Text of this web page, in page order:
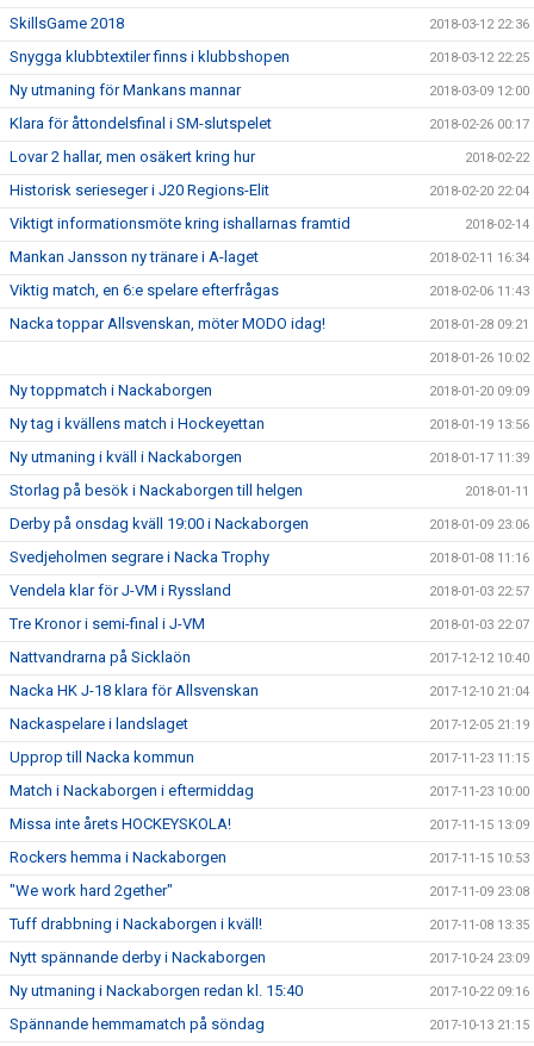
SkillsGame 2018 2018-03-12 22:36
Snygga klubbtextiler finns i klubbshopen 2018-03-12 22:25
Ny utmaning för Mankans mannar 2018-03-09 12:00
Klara för åttondelsfinal i SM-slutspelet 2018-02-26 00:17
Lovar 2 hallar, men osäkert kring hur 2018-02-22
Historisk serieseger i J20 Regions-Elit 2018-02-20 22:04
Viktigt informationsmöte kring ishallarnas framtid 2018-02-14
Mankan Jansson ny tränare i A-laget 2018-02-11 16:34
Viktig match, en 6:e spelare efterfrågas 2018-02-06 11:43
Nacka toppar Allsvenskan, möter MODO idag! 2018-01-28 09:21
2018-01-26 10:02
Ny toppmatch i Nackaborgen 2018-01-20 09:09
Ny tag i kvällens match i Hockeyettan 2018-01-19 13:56
Ny utmaning i kväll i Nackaborgen 2018-01-17 11:39
Storlag på besök i Nackaborgen till helgen 2018-01-11
Derby på onsdag kväll 19:00 i Nackaborgen 2018-01-09 23:06
Svedjeholmen segrare i Nacka Trophy 2018-01-08 11:16
Vendela klar för J-VM i Ryssland 2018-01-03 22:57
Tre Kronor i semi-final i J-VM 2018-01-03 22:07
Nattvandrarna på Sicklaön 2017-12-12 10:40
Nacka HK J-18 klara för Allsvenskan 2017-12-10 21:04
Nackaspelare i landslaget 2017-12-05 21:19
Upprop till Nacka kommun 2017-11-23 11:15
Match i Nackaborgen i eftermiddag 2017-11-23 10:00
Missa inte årets HOCKEYSKOLA! 2017-11-15 13:09
Rockers hemma i Nackaborgen 2017-11-15 10:53
"We work hard 2gether" 2017-11-09 23:08
Tuff drabbning i Nackaborgen i kväll! 2017-11-08 13:35
Nytt spännande derby i Nackaborgen 2017-10-24 23:09
Ny utmaning i Nackaborgen redan kl. 15:40 2017-10-22 09:16
Spännande hemmamatch på söndag 2017-10-13 21:15